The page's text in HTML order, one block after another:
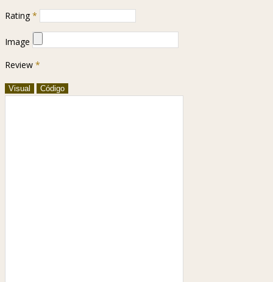
Rating *
Image
Review *
Visual Código